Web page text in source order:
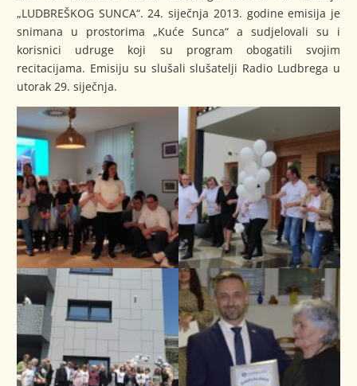
„LUDBREŠKOG SUNCA“. 24. siječnja 2013. godine emisija je
snimana u prostorima „Kuće Sunca“ a sudjelovali su i
korisnici udruge koji su program obogatili svojim
recitacijama. Emisiju su slušali slušatelji Radio Ludbrega u
utorak 29. siječnja.